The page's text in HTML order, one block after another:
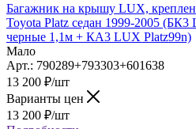
Багажник на крышу LUX,
Toyota Platz седан 1999-2005 (БК3
черные 1,1м + КА3 LUX Platz99n)
Мало
Арт.: 790289+793303+601638
13 200 ₽/шт
Варианты цен
13 200 ₽/шт